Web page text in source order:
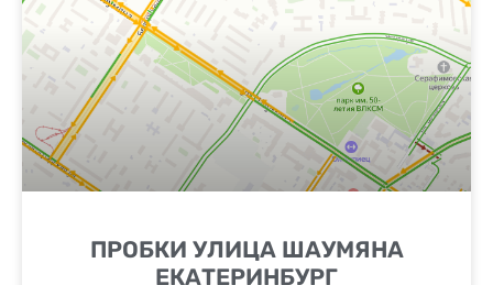
ПРОБКИ УЛИЦА ШАУМЯНА
ЕКАТЕРИНБУРГ